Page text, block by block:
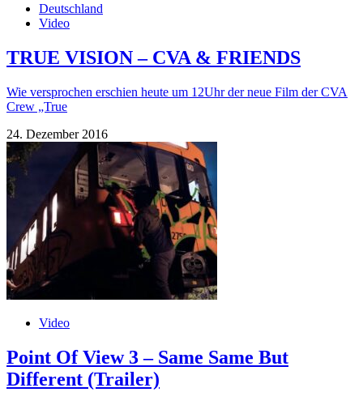
Deutschland
Video
TRUE VISION – CVA & FRIENDS
Wie versprochen erschien heute um 12Uhr der neue Film der CVA
Crew „True
24. Dezember 2016
Video
Point Of View 3 – Same Same But
Different (Trailer)